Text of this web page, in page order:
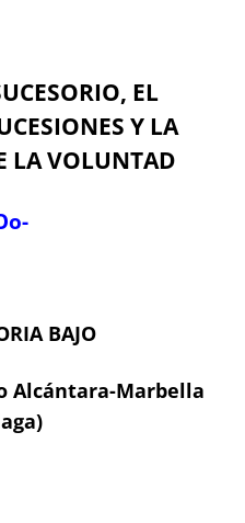
EL
Y LA
LA VOLUNTAD
BAJO
Alcántara-Marbella